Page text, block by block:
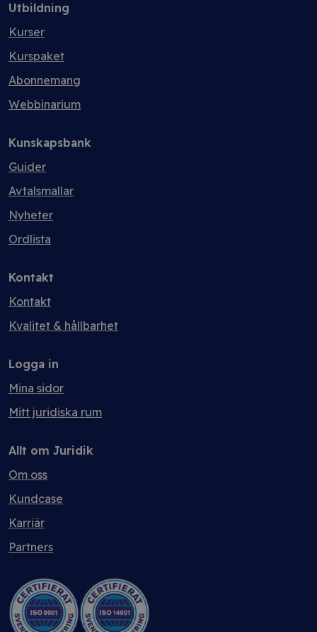
Utbildning
Kurser
Kurspaket
Abonnemang
Webbinarium
Kunskapsbank
Guider
Avtalsmallar
Nyheter
Ordlista
Kontakt
Kontakt
Kvalitet & hållbarhet
Logga in
Mina sidor
Mitt juridiska rum
Allt om Juridik
Om oss
Kundcase
Karriär
Partners